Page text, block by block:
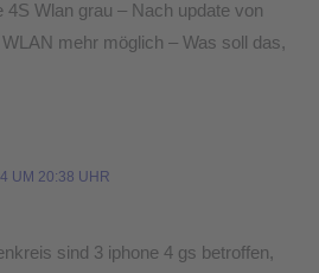
4S Wlan grau – Nach update von
mehr möglich – Was soll das,
UM 20:38 UHR
sind 3 iphone 4 gs betroffen,